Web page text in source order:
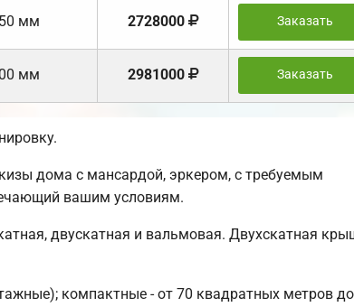
мм 2728000 Заказать
мм 2981000 Заказать
дома с мансардой, эркером, с требуемым
вашим условиям.
двускатная и вальмовая. Двухскатная
компактные - от 70 квадратных метров до